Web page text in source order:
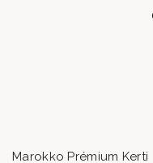
Marokko Prémium Kerti